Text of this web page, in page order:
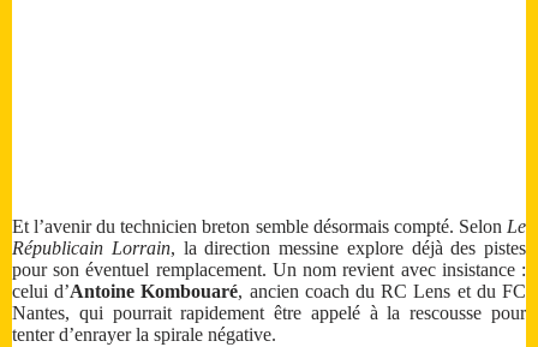
Et l’avenir du technicien breton semble désormais compté. Selon Le
Républicain Lorrain, la direction messine explore déjà des pistes
pour son éventuel remplacement. Un nom revient avec insistance :
celui d’Antoine Kombouaré, ancien coach du RC Lens et du FC
Nantes, qui pourrait rapidement être appelé à la rescousse pour
tenter d’enrayer la spirale négative.